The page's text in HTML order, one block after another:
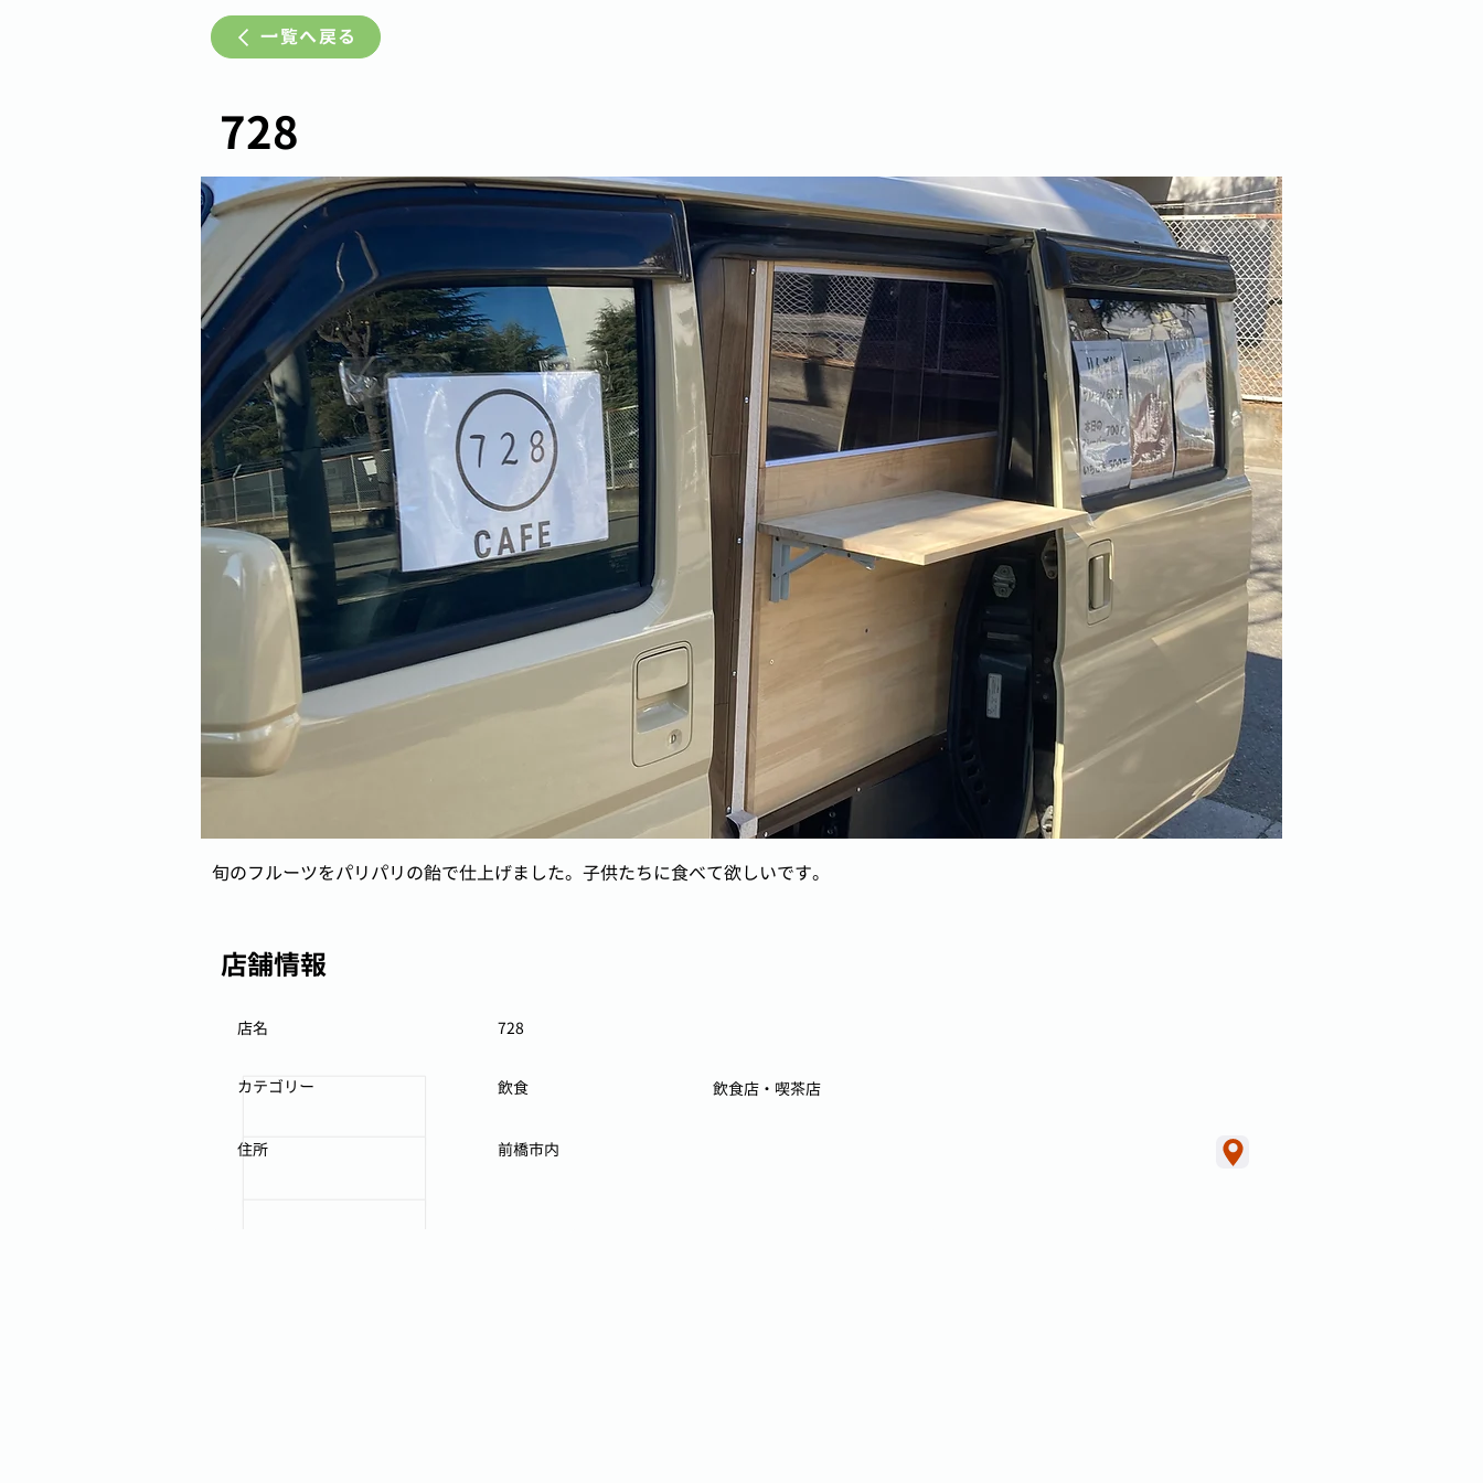
一覧へ戻る
728
旬のフルーツをパリパリの飴で仕上げました。子供たちに食べて欲しいです。
店舗情報
728
店名
飲食
カテゴリー 飲食店・喫茶店
前橋市内
住所